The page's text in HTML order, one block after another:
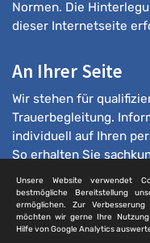
Normen. Die
dieser Internetseite
An Ihrer Seite
Wir stehen für
Trauerbegleitung.
individuell auf Ihren
So erhalten Sie
Unsere Website verwendet
bestmögliche Bereitstellung
ermöglichen. Zur Verbesserung
möchten wir gerne Ihre
Hilfe von Google Analytics